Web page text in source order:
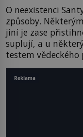
O neexistenci
způsoby.
jiní je zase
suplují, a u
testem vědeckého
Reklama